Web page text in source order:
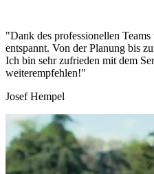
"Dank des professionellen
entspannt. Von der Planung bis
Ich bin sehr zufrieden mit dem
weiterempfehlen!"
Josef Hempel